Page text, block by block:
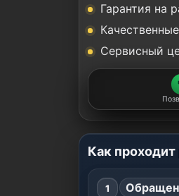
Гарантия на
Сервисный
Как